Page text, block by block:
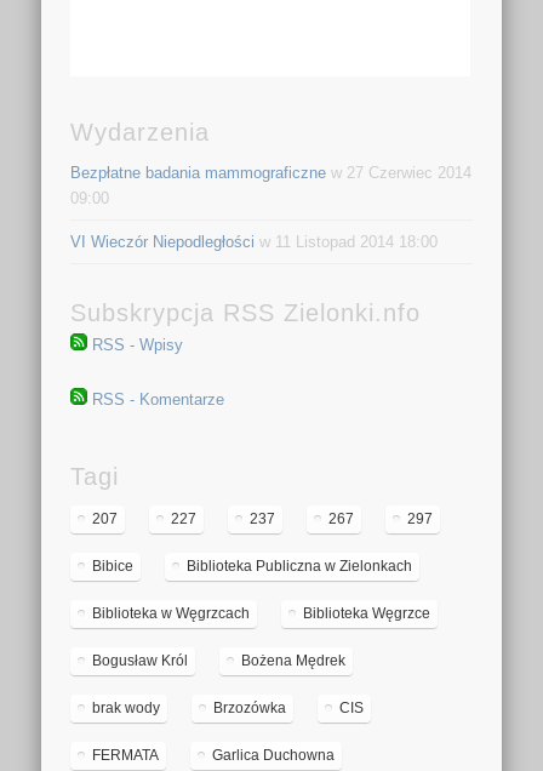
Wydarzenia
Bezpłatne badania mammograficzne w 27 Czerwiec 2014
09:00
VI Wieczór Niepodległości w 11 Listopad 2014 18:00
Subskrypcja RSS Zielonki.nfo
RSS - Wpisy
RSS - Komentarze
Tagi
207 227 237 267 297
Bibice Biblioteka Publiczna w Zielonkach
Biblioteka w Węgrzcach Biblioteka Węgrzce
Bogusław Król Bożena Mędrek
brak wody Brzozówka CIS
FERMATA Garlica Duchowna